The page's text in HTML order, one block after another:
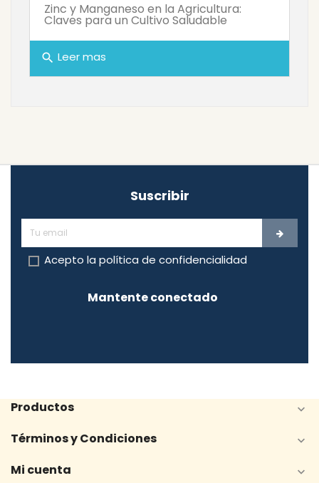
Zinc y Manganeso en la Agricultura:
Claves para un Cultivo Saludable
search Leer mas
Suscribir
Acepto la política de confidencialidad
Mantente conectado
Productos 
Términos y Condiciones 
Mi cuenta 